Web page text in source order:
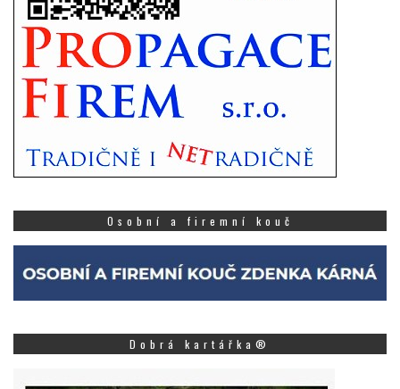
Osobní a firemní kouč
Dobrá kartářka®